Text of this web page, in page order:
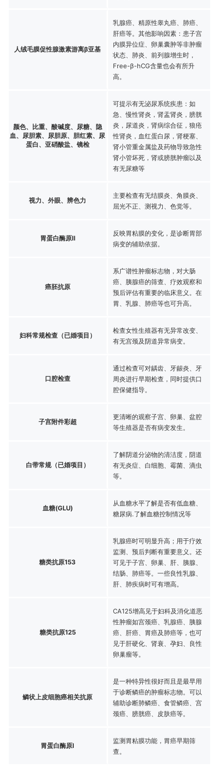
人绒毛膜促性腺激素游离β亚基
乳腺癌、精原性睾丸癌、肺癌、
肝癌等。其他影响因素：患子宫
内膜异位症、卵巢囊肿等非肿瘤
状态、肺炎、前列腺增生时，
Free-β-hCG含量也会有所升
高。
颜色、比重、酸碱度、尿糖、隐
血、尿胆素、尿胆原、胆红素、尿
蛋白、亚硝酸盐、镜检
可提示有无泌尿系统疾患：如
急、慢性肾炎，肾盂肾炎，膀胱
炎，尿道炎，肾病综合征，狼疮
性肾炎，血红蛋白尿，肾梗塞、
肾小管重金属盐及药物导致急性
肾小管坏死，肾或膀胱肿瘤以及
有无尿糖等
视力、外眼、辨色力
主要检查有无结膜炎、角膜炎、
屈光不正、测视力、色觉等。
胃蛋白酶原Ⅱ
反映胃粘膜的变化，是诊断胃部
病变的辅助依据。
癌胚抗原
系广谱性肿瘤标志物，对大肠
癌、胰腺癌的筛查、疗效观察和
预后评估有重要的临床意义。在
胃、乳腺、肺癌等也可升高。
妇科常规检查（已婚项目）
检查女性生殖器有无异常改变、
有无宫颈及阴道异常病变。
口腔检查
通过检查可对龋齿、牙龈炎、牙
周炎进行早期检查，同时提供口
腔保健指导。
子宫附件彩超
更清晰的观察子宫、卵巢、盆腔
等生殖器是否有病变发生。
白带常规（已婚项目）
了解阴道分泌物的清洁度，阴道
有无炎症、白细胞、霉菌、滴虫
等。
血糖(GLU)
从血糖水平了解是否有低血糖、
糖尿病.了解血糖控制情况等
糖类抗原153
乳腺癌时可明显升高；用于疗效
监测、预后判断有重要意义。还
可见于子宫、卵巢、肝、胰腺、
结肠、肺癌等。一些良性乳腺、
肝、肺疾病时可有增高。
糖类抗原125
CA125增高见于妇科及消化道恶
性肿瘤如宫颈癌、乳腺癌、胰腺
癌、肝癌、胃癌及肺癌等，也可
见于肝硬化、肾衰、孕妇、良性
卵巢瘤等。
鳞状上皮细胞癌相关抗原
是一种特异性很好而且是最早用
于诊断鳞癌的肿瘤标志物。可以
辅助诊断肺鳞癌、食管鳞癌、宫
颈癌、膀胱癌、皮肤癌等。
胃蛋白酶原Ⅰ
监测胃粘膜功能，胃癌早期筛
查。